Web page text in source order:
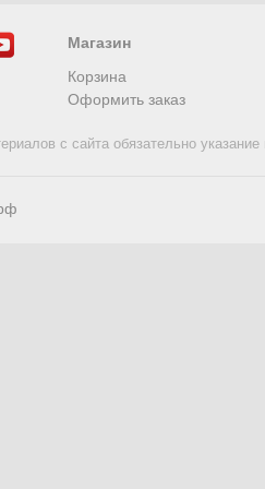
Магазин
Корзина
Оформить заказ
с сайта обязательно